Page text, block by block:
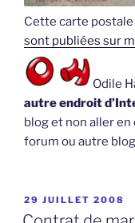
Cette carte
sont publiées sur
Odile
autre endroit
blog et non aller
forum ou autre
PUBLIÉ
LE
29 JUILLET 2008